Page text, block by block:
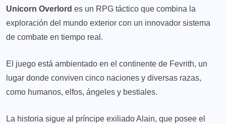
Unicorn Overlord es un RPG táctico que combina la
exploración del mundo exterior con un innovador sistema
de combate en tiempo real.
El juego está ambientado en el continente de Fevrith, un
lugar donde conviven cinco naciones y diversas razas,
como humanos, elfos, ángeles y bestiales.
La historia sigue al príncipe exiliado Alain, que posee el